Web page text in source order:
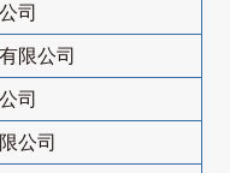
司
限公司
司
公司